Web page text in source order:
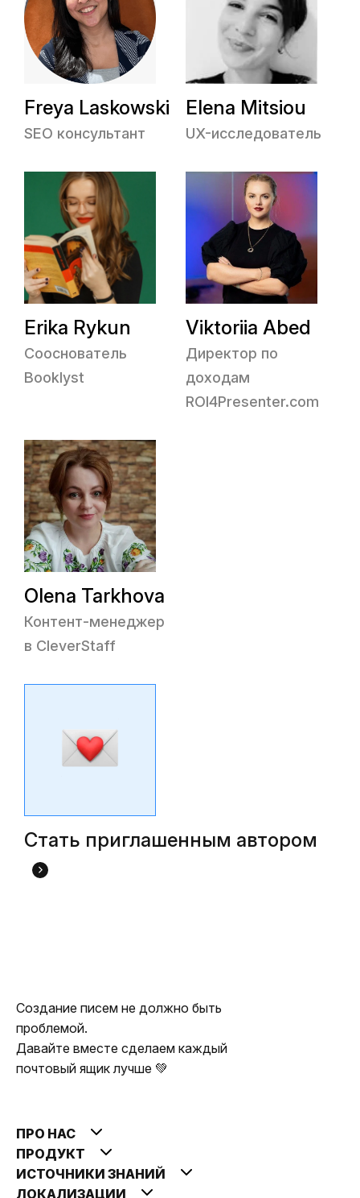
Freya Laskowski
SEO консультант
Elena Mitsiou
UX-исследователь
Erika Rykun
Сооснователь
Booklyst
Viktoriia Abed
Директор по
доходам
ROI4Presenter.com
Olena Tarkhova
Контент-менеджер
в CleverStaff
Стать приглашенным автором
Создание писем не должно быть
проблемой.
Давайте вместе сделаем каждый
почтовый ящик лучше 💚
ПРО НАС
ПРОДУКТ
ИСТОЧНИКИ ЗНАНИЙ
ЛОКАЛИЗАЦИИ